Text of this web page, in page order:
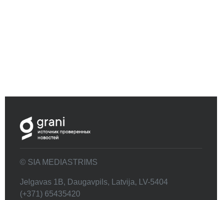
© SIA MEDIASTRIMS
Jelgavas 1B, Daugavpils, Latvija, LV-5404
(+371) 65435420